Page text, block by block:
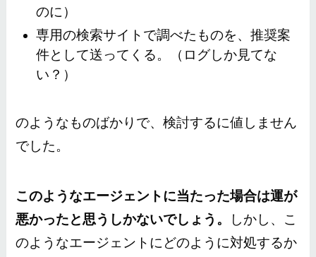
のに）
専用の検索サイトで調べたものを、推奨案
件として送ってくる。（ログしか見てな
い？）
のようなものばかりで、検討するに値しません
でした。
このようなエージェントに当たった場合は運が
悪かったと思うしかないでしょう。
しかし、こ
のようなエージェントにどのように対処するか